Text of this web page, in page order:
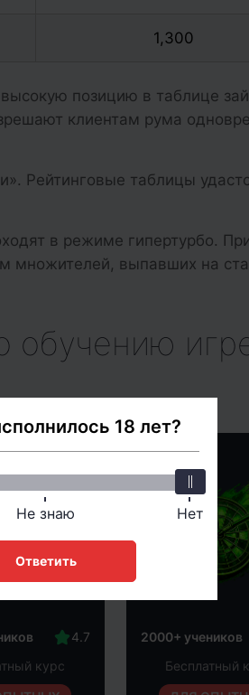
1,300
позицию в таблице
клиентам рума
Рейтинговые таблицы
в режиме гипертурбо.
множителей, выпавших на
обучению
курс
2000+ учеников
Бесплатный
18 лет?
Нет
Не знаю
Ответить